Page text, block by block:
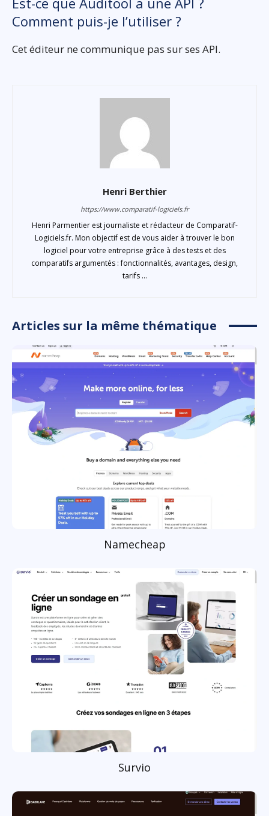
Comment puis-je l’utiliser ?
Cet éditeur ne communique pas sur ses API.
Henri Berthier
https://www.comparatif-logiciels.fr
Henri Parmentier est journaliste et rédacteur de Comparatif-
Logiciels.fr. Mon objectif est de vous aider à trouver le bon
logiciel pour votre entreprise grâce à des tests et des
comparatifs argumentés : fonctionnalités, avantages, design,
tarifs ...
Articles sur la même thématique
Namecheap
Survio